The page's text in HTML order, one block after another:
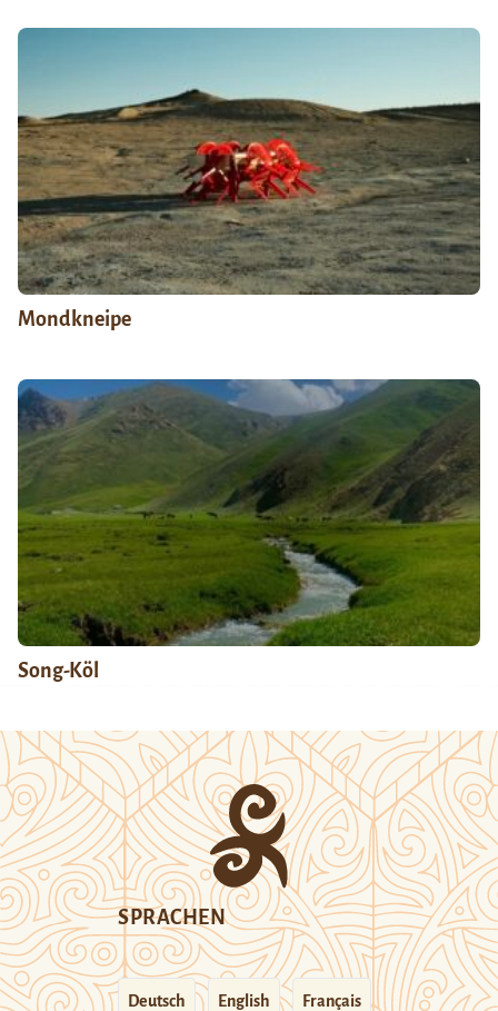
Mondkneipe
Song-Köl
SPRACHEN
Deutsch English Français